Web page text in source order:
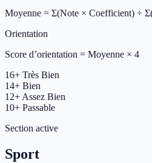
Moyenne = Σ(Note × Coefficient) ÷
Orientation
Score d’orientation = Moyenne × 4
16+ Très Bien
14+ Bien
12+ Assez Bien
10+ Passable
Section active
Sport